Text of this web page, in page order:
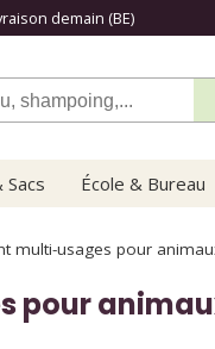
demain (BE)
École & Bureau
multi-usages pour